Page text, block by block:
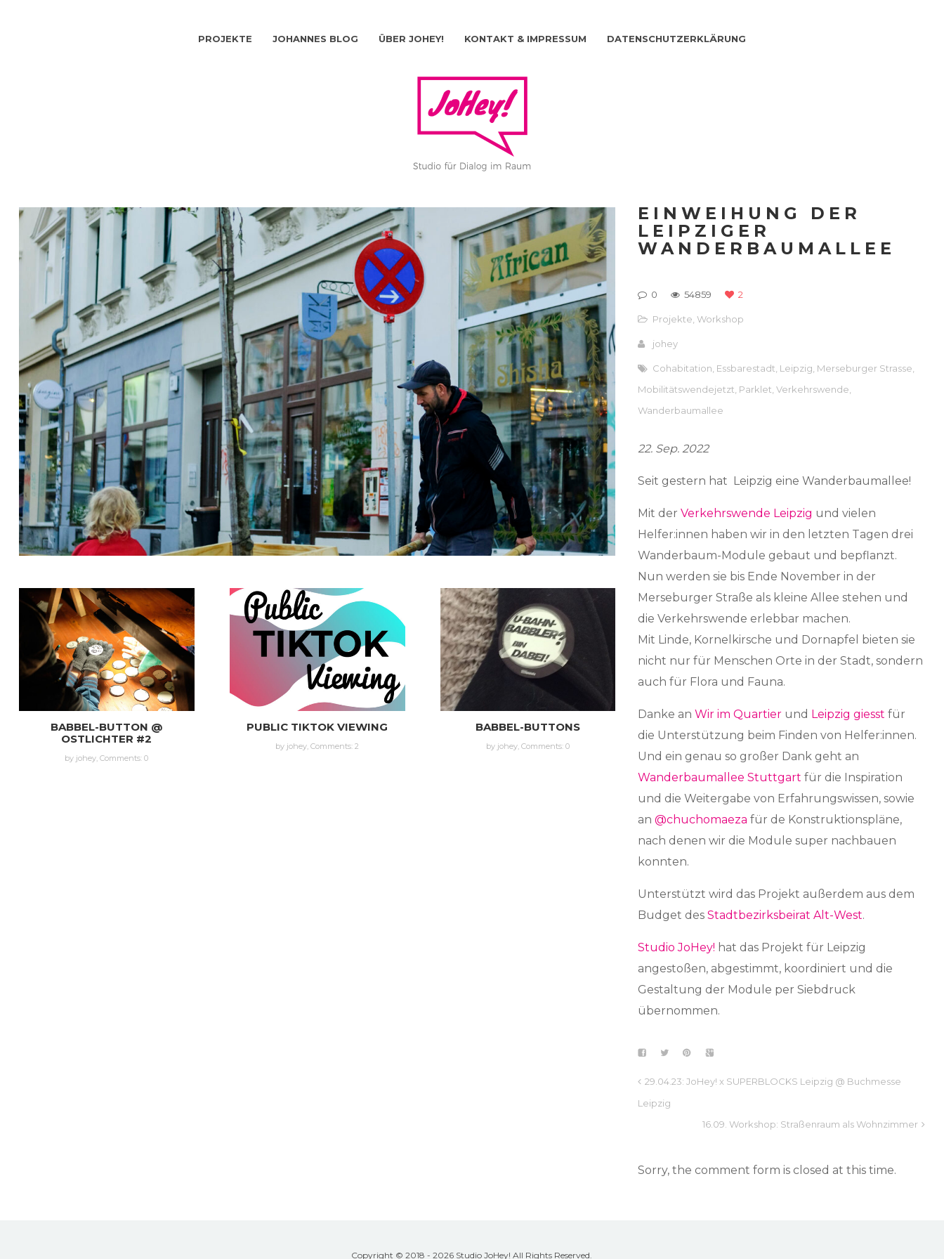
PROJEKTE JOHANNES BLOG ÜBER JOHEY! KONTAKT & IMPRESSUM DATENSCHUTZERKLÄRUNG
BABBEL-BUTTON @
OSTLICHTER #2
by johey,Comments: 0
PUBLIC TIKTOK VIEWING
by johey,Comments: 2
BABBEL-BUTTONS
by johey, Comments: 0
EINWEIHUNG DER
LEIPZIGER
WANDERBAUMALLEE
0 54859 2
Projekte ,Workshop
johey
Cohabitation Essbarestadt Leipzig Merseburger Strasse
Mobilitätswendejetzt Parklet ,Verkehrswende
Wanderbaumallee
22. Sep. 2022
Seit gestern hat Leipzig eine Wanderbaumallee!
Mit derVerkehrswende Leipzig und vielen
Helfer:innen haben wir in den letzten Tagen drei
Wanderbaum-Module gebaut und bepflanzt.
Nun werden sie bis Ende November in der
Merseburger Straße als kleine Allee stehen und
die Verkehrswende erlebbar machen.
Mit Linde, Kornelkirsche und Dornapfel bieten sie
nicht nur für Menschen Orte in der Stadt, sondern
auch für Flora und Fauna.
Danke anWir im Quartier und Leipzig giesst für
die Unterstützung beim Finden von Helfer:innen.
Und ein genau so großer Dank geht an
Wanderbaumallee Stuttgart für die Inspiration
und die Weitergabe von Erfahrungswissen, sowie
an@chuchomaeza für de Konstruktionspläne,
nach denen wir die Module super nachbauen
konnten.
Unterstützt wird das Projekt außerdem aus dem
Budget desStadtbezirksbeirat Alt-West.
Studio JoHey! hat das Projekt für Leipzig
angestoßen, abgestimmt, koordiniert und die
Gestaltung der Module per Siebdruck
übernommen.
29.04.23: JoHey! x SUPERBLOCKS Leipzig @ Buchmesse
Leipzig
16.09. Workshop: Straßenraum als Wohnzimmer
Sorry, the comment form is closed at this time.
Copyright © 2018 - 2026 Studio JoHey! All Rights Reserved.